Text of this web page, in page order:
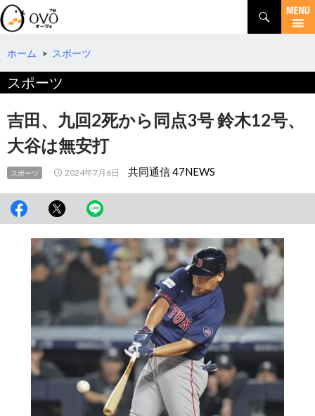
検
索
コ
テ
へ
移
ホーム > スポーツ
スポーツ
吉田、九回2死から同点3号 鈴木12号、
大谷は無安打
スポーツ 2024年7月6日 共同通信 47NEWS